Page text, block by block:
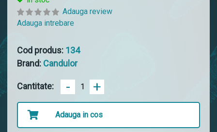
Adauga review
Adauga intrebare
Cantitate: - +
Cod produs: 134
Brand: Candulor
Adauga in cos